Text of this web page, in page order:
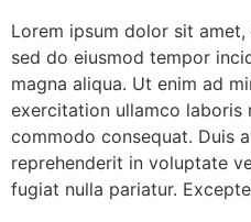
Lorem ipsum dolor sit
sed do eiusmod tempor
magna aliqua. Ut enim ad
exercitation ullamco laboris
commodo consequat. Duis
reprehenderit in voluptate
fugiat nulla pariatur.